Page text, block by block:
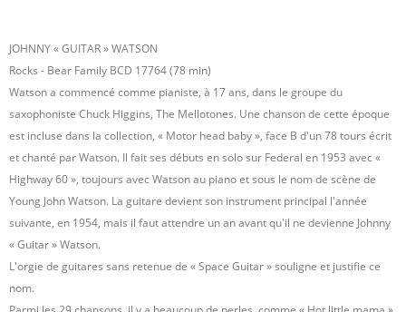
JOHNNY « GUITAR » WATSON
Rocks - Bear Family BCD 17764 (78 min)
Watson a commencé comme pianiste, à 17 ans, dans le groupe du
saxophoniste Chuck Higgins, The Mellotones. Une chanson de cette époque
est incluse dans la collection, « Motor head baby », face B d'un 78 tours écrit
et chanté par Watson. Il fait ses débuts en solo sur Federal en 1953 avec «
Highway 60 », toujours avec Watson au piano et sous le nom de scène de
Young John Watson. La guitare devient son instrument principal l'année
suivante, en 1954, mais il faut attendre un an avant qu'il ne devienne Johnny
« Guitar » Watson.
L'orgie de guitares sans retenue de « Space Guitar » souligne et justifie ce
nom.